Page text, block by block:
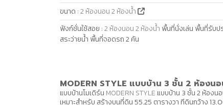
ขนาด :2 ห้องนอน 2 ห้องน้ำ
ฟังก์ชั่นใช้สอย :2 ห้องนอน 2 ห้องน้ำ พื้นที่นั่งเล่น พื้นที่รับป
สระว่ายน้ำ พื้นที่จอดรถ 2 คัน
MODERN STYLE แบบบ้าน 3 ชั้น 2 ห้องน
แบบบ้านโมเดิร์น MODERN STYLEแบบบ้าน 3 ชั้น 2 ห้องน
เหมาะสำหรับ สร้างบนที่ดิน 55.25 ตารางวา ทีดินกว้าง